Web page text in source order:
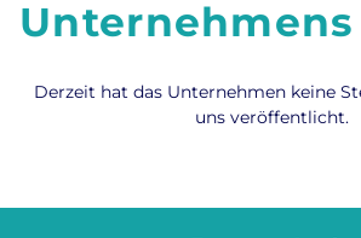
Unternehmens
Derzeit hat das Unternehmen keine
uns veröffentlicht.